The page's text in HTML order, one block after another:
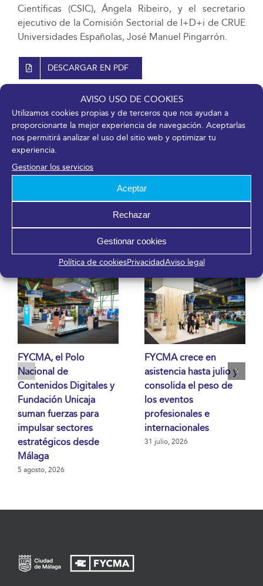
AVISO USO DE COOKIES
Utilizamos cookies propias y de terceros que nos ayudan a
proporcionarte la mejor experiencia de navegación. Aceptarlas
nos permitirá analizar el uso del sitio web y optimizar tu
experiencia.
Gestionar los servicios
Aceptar
Rechazar
Gestionar cookies
Política de cookiesPrivacidadAviso legal
Científicas (CSIC), Ángela Ribeiro, y el secretario
ejecutivo de la Comisión Sectorial de I+D+i de CRUE
Universidades Españolas, José Manuel Pingarrón.
DESCARGAR EN PDF
¡Comparte en tus redes sociales!
LinkedInWhatsApp
Artículos relacionados
FYCMA, el Polo
Nacional de
Contenidos Digitales y
Fundación Unicaja
suman fuerzas para
impulsar sectores
estratégicos desde
Málaga
5 agosto, 2026
FYCMA crece en
asistencia hasta julio y
consolida el peso de
los eventos
profesionales e
internacionales
31 julio, 2026